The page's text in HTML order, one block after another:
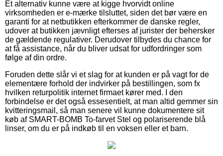
Et alternativ kunne være at kigge hvorvidt online
virksomheden er e-mærke tilsluttet, siden det bør være en
garanti for at netbutikken efterkommer de danske regler,
udover at butikken jævnligt efterses af jurister der behersker
de gældende regulativer. Derudover tilbydes du chance for
at få assistance, når du bliver udsat for udfordringer som
følge af din ordre.
Foruden dette slår vi et slag for at kunden er på vagt for de
elementære forhold der indvirker på bestillingen, som fx
hvilken returpolitik internet firmaet kører med. I den
forbindelse er det også essesentielt, at man altid gemmer sin
kvitteringsmail, så man senere vil kunne dokumentere sit
køb af SMART-BOMB To-farvet Stel og polariserende blå
linser, om du er på indkøb til en voksen eller et barn.